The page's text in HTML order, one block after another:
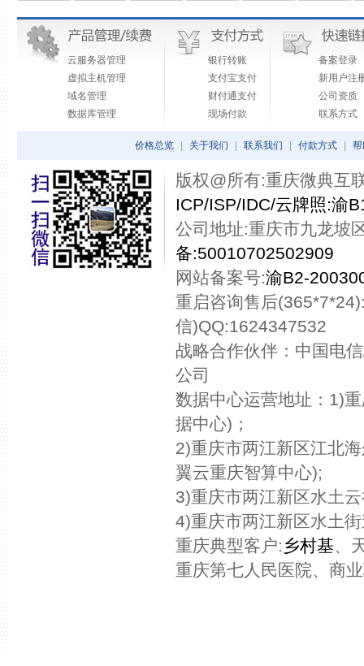
云服务器管理
虚拟主机管理
域名管理
数据库管理
银行转账
支付宝支付
财付通支付
现场付款
备案登录
新用户注
公司资质
联系方式
价格总览 关于我们 联系我们 付款方式
版权@所有:重庆微典互
ICP/ISP/IDC/云牌照:渝
公司地址:重庆市九龙坡
备:50010702502909
网站备案号:渝B2-
重启咨询售后
信)QQ:1624347532
战略合作伙伴：中国电
公司
数据中心运营地址：1)
据中心)；
2)重庆市两江新区江北
翼云重庆智算中心);
3)重庆市两江新区水土
4)重庆市两江新区水土
重庆典型客户: 乡村基、
重庆第七人民医院、商